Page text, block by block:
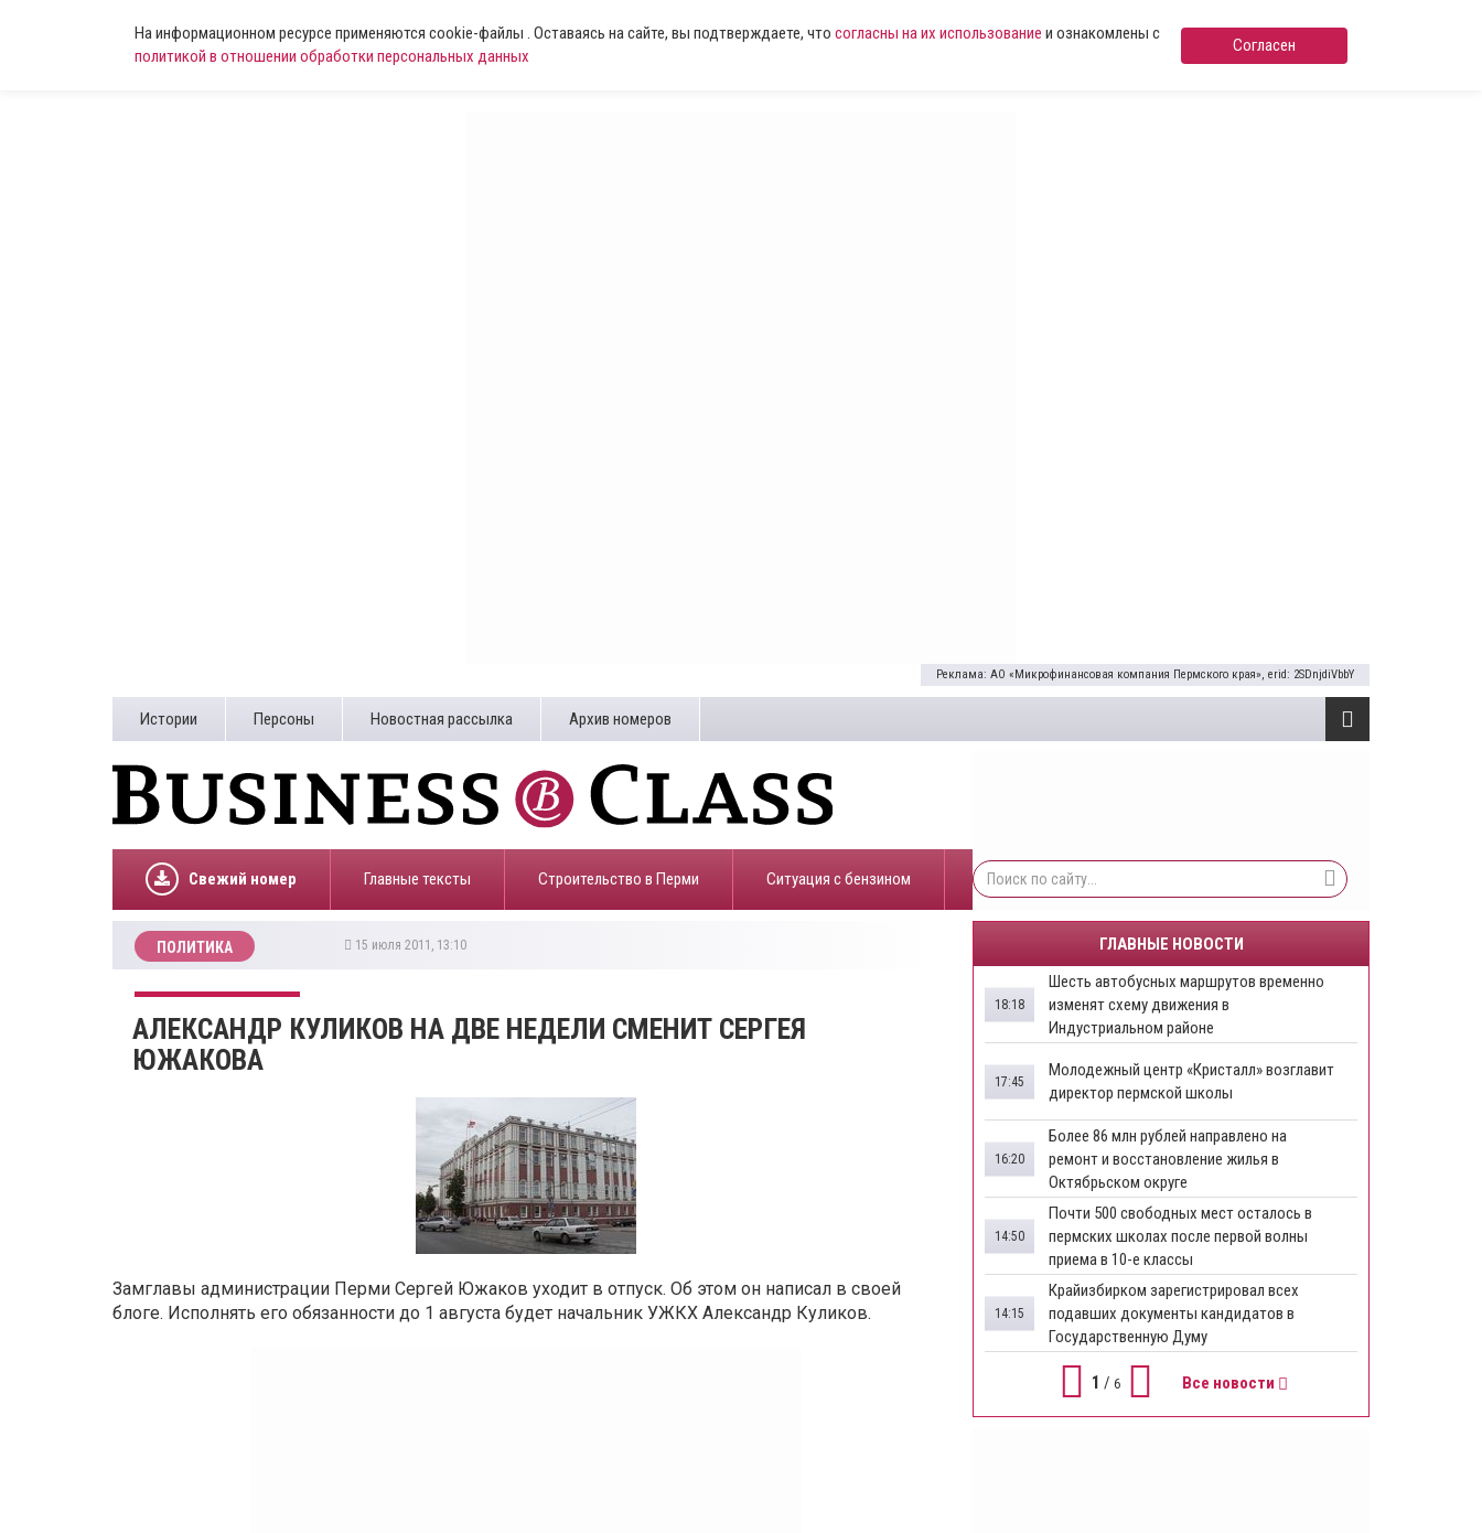
На информационном ресурсе применяются cookie-файлы . Оставаясь на сайте, вы подтверждаете, что согласны на их использование и ознакомлены с
политикой в отношении обработки персональных данных
Согласен
Реклама: АО «Микрофинансовая компания Пермского края», erid: 2SDnjdiVbbY
Истории Персоны Новостная рассылка Архив номеров
Свежий номер Главные тексты Строительство в Перми ​Ситуация с бензином
ПОЛИТИКА 15 июля 2011, 13:10
АЛЕКСАНДР КУЛИКОВ НА ДВЕ НЕДЕЛИ СМЕНИТ СЕРГЕЯ
ЮЖАКОВА
Замглавы администрации Перми Сергей Южаков уходит в отпуск. Об этом он написал в своей
блоге. Исполнять его обязанности до 1 августа будет начальник УЖКХ Александр Куликов.
ГЛАВНЫЕ НОВОСТИ
Шесть автобусных маршрутов временно
изменят схему движения в
Индустриальном районе
18:18
Молодежный центр «Кристалл» возглавит
директор пермской школы
17:45
Более 86 млн рублей направлено на
ремонт и восстановление жилья в
Октябрьском округе
16:20
Почти 500 свободных мест осталось в
пермских школах после первой волны
приема в 10-е классы
14:50
Крайизбирком зарегистрировал всех
подавших документы кандидатов в
Государственную Думу
14:15
1 / 6 Все новости